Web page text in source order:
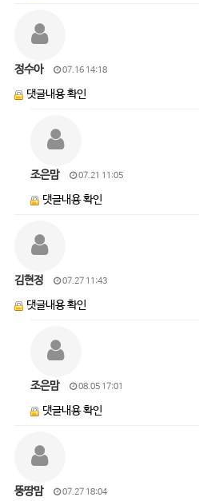
정수아 07.16 14:18
댓글내용 확인
조은맘 07.21 11:05
댓글내용 확인
김현정 07.27 11:43
댓글내용 확인
조은맘 08.05 17:01
댓글내용 확인
뚱땅맘 07.27 18:04